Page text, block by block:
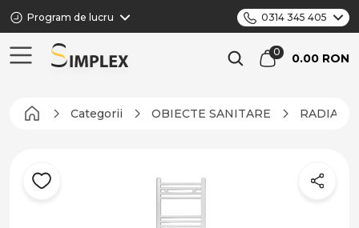
Program de lucru 0314 345 405
0.00 RON
Categorii OBIECTE SANITARE